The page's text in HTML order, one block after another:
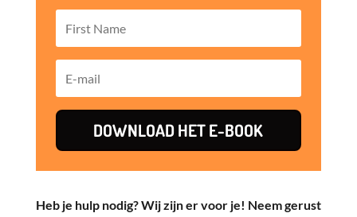
DOWNLOAD HET E-BOOK
Heb je hulp nodig? Wij zijn er voor je! Neem gerust